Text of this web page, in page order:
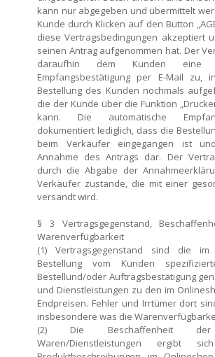
kann nur abgegeben und übermittelt
Kunde durch Klicken auf den Button
diese Vertragsbedingungen akzeptiert
seinen Antrag aufgenommen hat. Der
daraufhin dem Kunden eine
Empfangsbestätigung per E-Mail zu,
Bestellung des Kunden nochmals
die der Kunde über die Funktion
kann. Die automatische
dokumentiert lediglich, dass die
beim Verkäufer eingegangen ist
Annahme des Antrags dar. Der
durch die Abgabe der
Verkäufer zustande, die mit einer
versandt wird.
§ 3 Vertragsgegenstand,
Warenverfügbarkeit
(1) Vertragsgegenstand sind die
Bestellung vom Kunden
Bestellund/oder Auftragsbestätigung
und Dienstleistungen zu den im
Endpreisen. Fehler und Irrtümer dort
insbesondere was die
(2) Die Beschaffenheit der
Waren/Dienstleistungen ergibt